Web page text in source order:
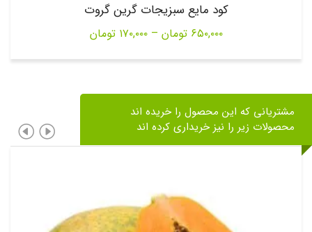
کود مایع سبزیجات گرین گروت
۶۵۰,۰۰۰ تومان – ۱۷۰,۰۰۰ تومانPrice
through
مشتریانی که این محصول را خریده اند
محصولات زیر را نیز خریداری کرده اند